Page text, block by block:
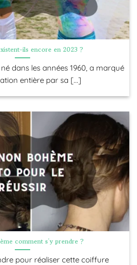
ils encore en 2023 ?
dans les années 1960, a marqué
entière par sa [...]
comment s’y prendre ?
pour réaliser cette coiffure